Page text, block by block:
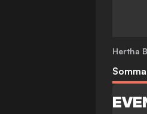
Hertha